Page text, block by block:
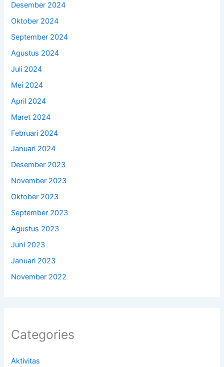
Desember 2024
Oktober 2024
September 2024
Agustus 2024
Juli 2024
Mei 2024
April 2024
Maret 2024
Februari 2024
Januari 2024
Desember 2023
November 2023
Oktober 2023
September 2023
Agustus 2023
Juni 2023
Januari 2023
November 2022
Categories
Aktivitas